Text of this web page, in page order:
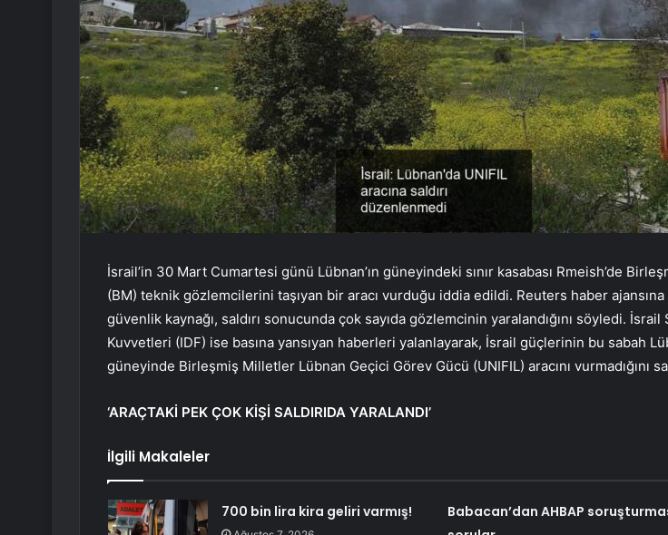
İsrail’in 30 Mart Cumartesi günü Lübnan’ın güneyindeki sınır kasabası Rmeish’de
(BM) teknik gözlemcilerini taşıyan bir aracı vurduğu iddia edildi. Reuters haber
güvenlik kaynağı, saldırı sonucunda çok sayıda gözlemcinin yaralandığını söyledi. İsrail
Kuvvetleri (IDF) ise basına yansıyan haberleri yalanlayarak, İsrail güçlerinin bu sabah
güneyinde Birleşmiş Milletler Lübnan Geçici Görev Gücü (UNIFIL) aracını vurmadığını
‘ARAÇTAKİ PEK ÇOK KİŞİ SALDIRIDA YARALANDI’
İlgili Makaleler
700 bin lira kira geliri varmış!
Babacan’dan AHBAP